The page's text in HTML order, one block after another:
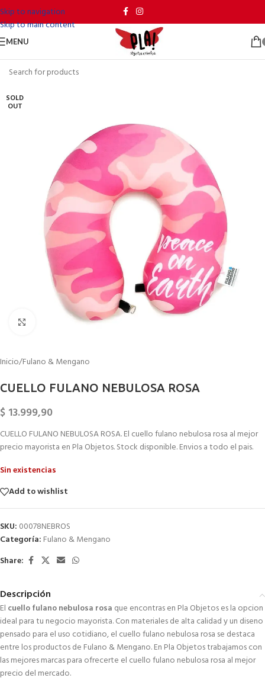
Skip to navigation
Skip to main content
MENU
SOLD
OUT
Click to enlarge
Inicio/Fulano & Mengano
CUELLO FULANO NEBULOSA ROSA
$ 13.999,90
CUELLO FULANO NEBULOSA ROSA. El cuello fulano nebulosa rosa al mejor
precio mayorista en Pla Objetos. Stock disponible. Envios a todo el pais.
Sin existencias
Add to wishlist
SKU: 00078NEBROS
Categoría: Fulano & Mengano
Share:
Descripción
El cuello fulano nebulosa rosa que encontras en Pla Objetos es la opcion
ideal para tu negocio mayorista. Con materiales de alta calidad y un diseno
pensado para el uso cotidiano, el cuello fulano nebulosa rosa se destaca
entre los productos de Fulano & Mengano. En Pla Objetos trabajamos con
las mejores marcas para ofrecerte el cuello fulano nebulosa rosa al mejor
precio del mercado.